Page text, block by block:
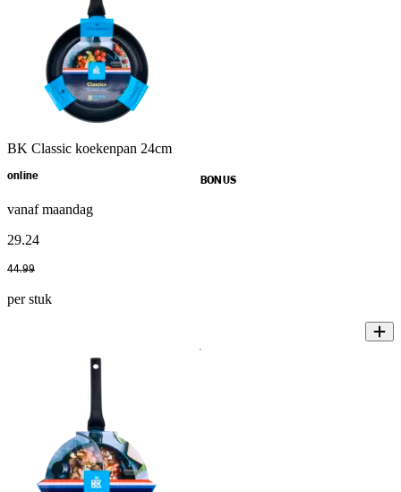
BK Classic koekenpan 24cm
online BONUS
vanaf maandag
29.24
44.99
per stuk